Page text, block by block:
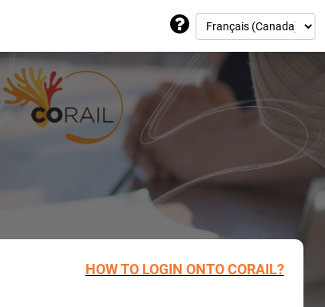
HOW TO LOGIN ONTO CORAIL?